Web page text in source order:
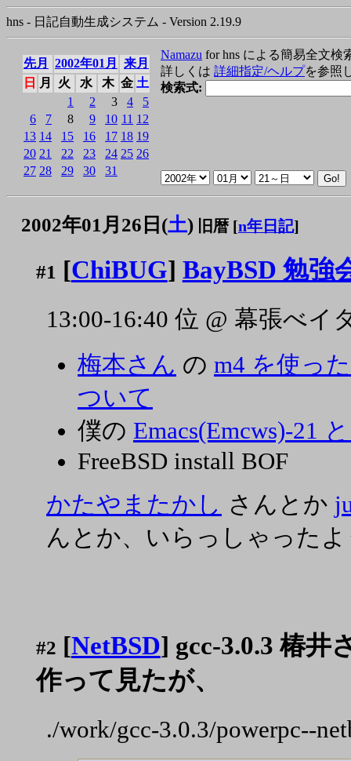
hns - 日記自動生成システム - Version 2.19.9
先月 2002年01月
来月
日
月 火 水 木 金 土
1
2 3 4
5
6
7 8 9 10 11 12
13 14 15 16 17 18 19
20 21 22 23 24 25 26
27 28 29 30 31
Namazu for hns による簡易全文検
詳しくは 詳細指定/ヘルプを参照
検索式:
2002年01月26日(土) 旧暦 [n年日記]
#1 [ChiBUG] BayBSD 勉強
13:00-16:40 位 @ 幕張べイ
梅本さん の m4 を使っ
ついて
僕の Emacs(Emcws)-21
FreeBSD install BOF
かたやまたかし さんとか
んとか、いらっしゃった
#2 [NetBSD] gcc-3.0.3 椿井
作って見たが、
./work/gcc-3.0.3/powerpc--